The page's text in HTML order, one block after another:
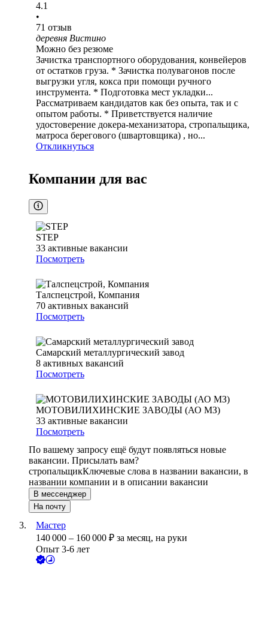
4.1
•
71 отзыв
деревня Вистино
Можно без резюме
Зачистка транспортного оборудования, конвейеров
от остатков груза. * Зачистка полувагонов после
выгрузки угля, кокса при помощи ручного
инструмента. * Подготовка мест укладки...
Рассматриваем кандидатов как без опыта, так и с
опытом работы. * Приветствуется наличие
удостоверение докера-механизатора, стропальщика,
матроса берегового (швартовщика) , но...
Откликнуться
Компании для вас
STEP
33 активные вакансии
Посмотреть
Талспецстрой, Компания
70 активных вакансий
Посмотреть
Самарский металлургический завод
8 активных вакансий
Посмотреть
МОТОВИЛИХИНСКИЕ ЗАВОДЫ (АО МЗ)
33 активные вакансии
Посмотреть
По вашему запросу ещё будут появляться новые
вакансии. Присылать вам?
стропальщикКлючевые слова в названии вакансии, в
названии компании и в описании вакансии
В мессенджер
На почту
Мастер
140 000 – 160 000 ₽ за месяц, на руки
Опыт 3-6 лет